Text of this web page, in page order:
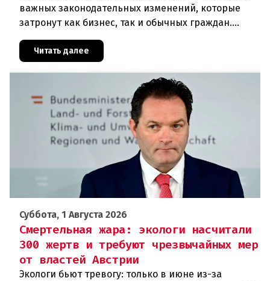
важных законодательных изменений, которые
затронут как бизнес, так и обычных граждан.
Ключевые нововведения сконцентрированы в
строительном секторе и сф
Читать далее
Суббота, 1 Августа 2026
Смертельная жара: экологи насчитали
300 жертв и требуют чрезвычайных мер
от властей Австрии
Экологи бьют тревогу: только в июне из-за